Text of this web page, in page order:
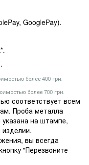
GooglePay).
более 400 грн.
более 700 грн.
соответствует всем
Проба металла
на штампе,
вы всегда
"Перезвоните